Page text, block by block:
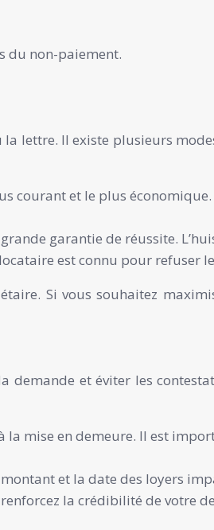
du non-paiement.
lettre. Il existe plusieurs
courant et le plus
garantie de réussite.
est connu pour refuser
Si vous souhaitez
et éviter les
mise en demeure. Il est
et la date des loyers
la crédibilité de votre